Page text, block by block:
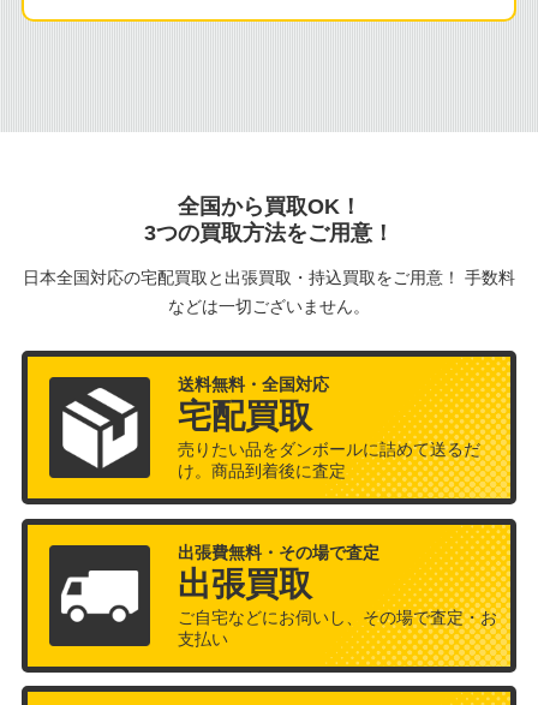
全国から買取OK！
3つの買取方法をご用意！
日本全国対応の宅配買取と出張買取・持込買取をご用意！ 手数料
などは一切ございません。
送料無料・全国対応
宅配買取
売りたい品をダンボールに詰めて送るだ
け。商品到着後に査定
出張費無料・その場で査定
出張買取
ご自宅などにお伺いし、その場で査定・お
支払い